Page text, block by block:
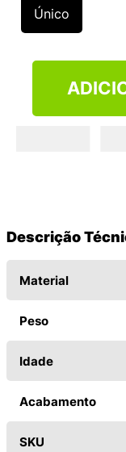
Único
Descrição
Material
Peso
Idade
Acabamento
SKU
º
VANS TÊNIS
10º NEW 530